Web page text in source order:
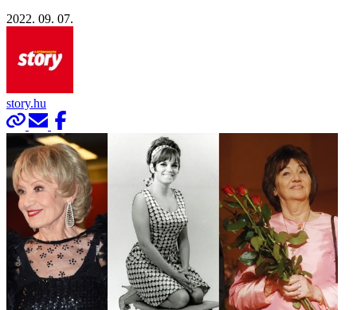
2022. 09. 07.
story.hu